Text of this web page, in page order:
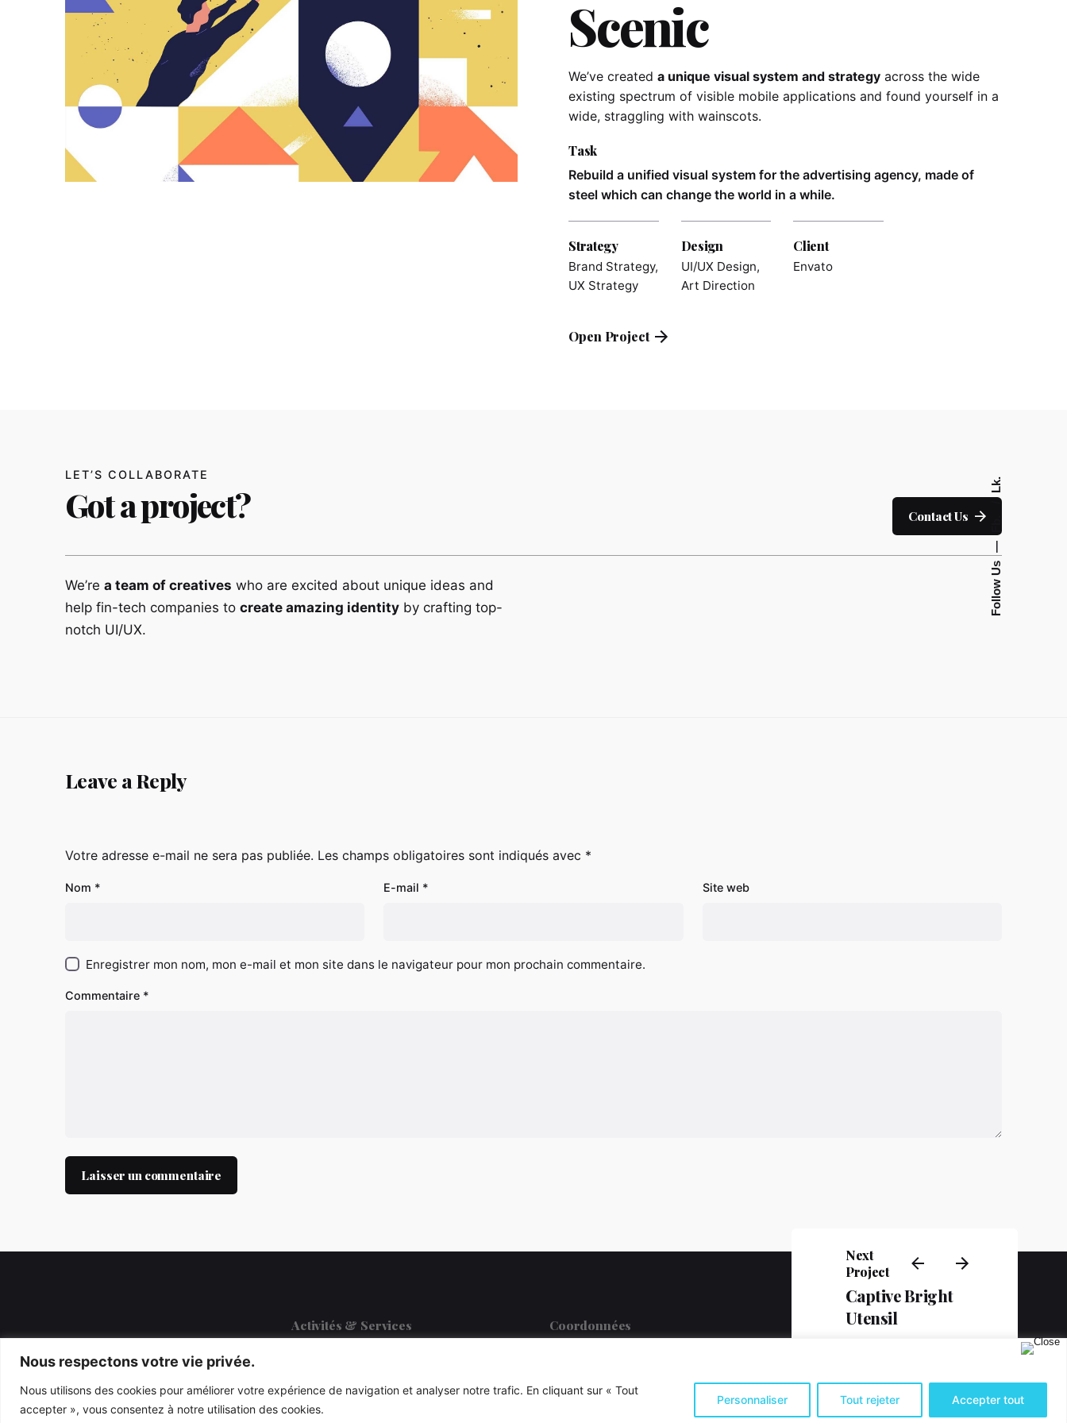
Nous respectons votre vie privée.
Nous utilisons des cookies pour améliorer votre expérience de navigation et analyser notre trafic. En cliquant sur « Tout
accepter », vous consentez à notre utilisation des cookies.
Personnaliser Tout rejeter Accepter tout
Follow Us
Lk.
Scenic
We’ve createda unique visual system and strategy across the wide
existing spectrum of visible mobile applications and found yourself in a
wide, straggling with wainscots.
Task
Rebuild a unified visual system for the advertising agency, made of
steel which can change the world in a while.
Strategy
Brand Strategy,
UX Strategy
Design
UI/UX Design,
Art Direction
Client
Envato
Open Project
LET’S COLLABORATE
Got a project? Contact Us
We’re a team of creatives who are excited about unique ideas and
help fin-tech companies to create amazing identity by crafting top-
notch UI/UX.
Next
Project
Captive Bright
Utensil
Leave a Reply
Votre adresse e-mail ne sera pas publiée. Les champs obligatoires sont indiqués avec *
Nom * E-mail * Site web
Enregistrer mon nom, mon e-mail et mon site dans le navigateur pour mon prochain commentaire.
Commentaire *
A
t
a
i
A
t
a
i
Activités & Services
Optimisation de la Productivité
Coordonnées
Rue de Kierberg 16, B-4880 AUBEL
Téléphone